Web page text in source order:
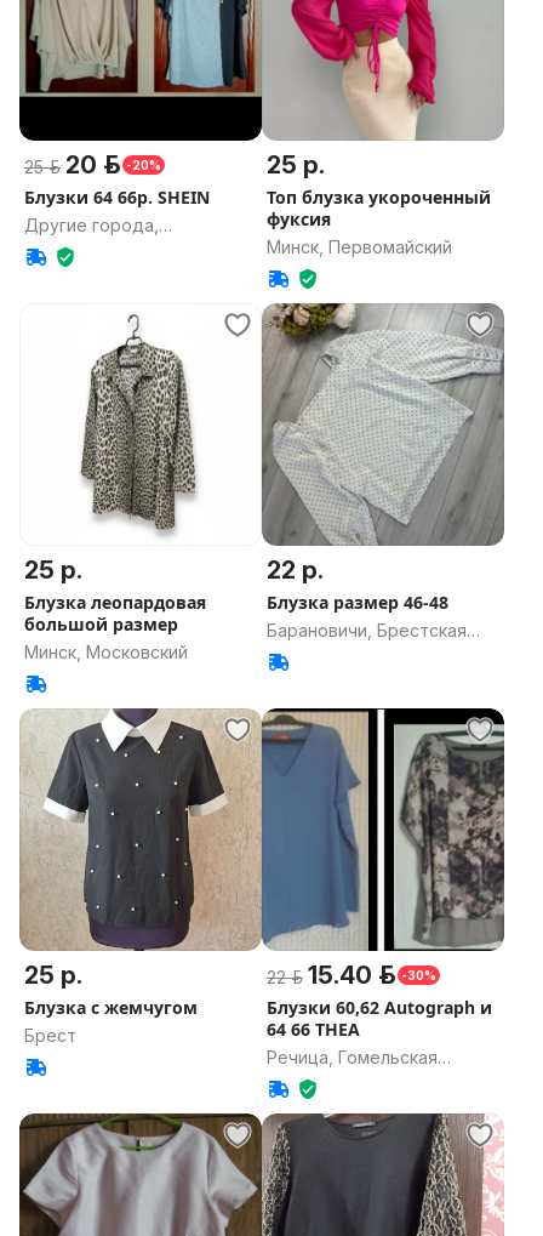
25 р. 20 р. -20%
Блузки 64 66р. SHEIN
Другие города,
Гомельская область
25 р.
Топ блузка укороченный
фуксия
Минск, Первомайский
25 р.
Блузка леопардовая
большой размер
Минск, Московский
22 р.
Блузка размер 46-48
Барановичи, Брестская
область
25 р.
Блузка с жемчугом
Брест
22 р. 15.40 р. -30%
Блузки 60,62 Autograph и
64 66 THEA
Речица, Гомельская
область